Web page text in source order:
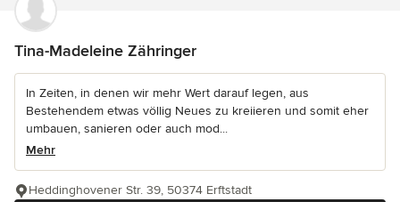
Tina-Madeleine Zähringer
In Zeiten, in denen wir mehr Wert darauf legen, aus
Bestehendem etwas völlig Neues zu kreiieren und somit eher
umbauen, sanieren oder auch mod...
Mehr
Heddinghovener Str. 39, 50374 Erftstadt